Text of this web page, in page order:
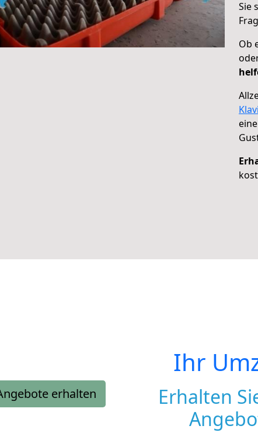
Sie
Ob
erhalten
Ihr
Erhalten